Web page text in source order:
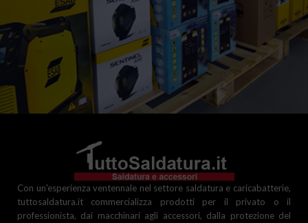
Con un'esperienza ventennale nel settore saldatura e caricabatterie,
tuttosaldatura.it commercializza prodotti per il privato o il
professionista, dai macchinari agli accessori, dalla protezione del